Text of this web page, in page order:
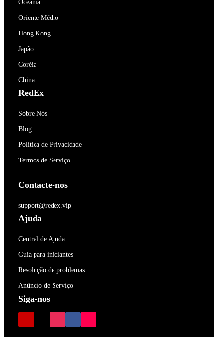
Oceania
Oriente Médio
Hong Kong
Japão
Coréia
China
RedEx
Sobre Nós
Blog
Política de Privacidade
Termos de Serviço
Contacte-nos
support@redex.vip
Ajuda
Central de Ajuda
Guia para iniciantes
Resolução de problemas
Anúncio de Serviço
Siga-nos